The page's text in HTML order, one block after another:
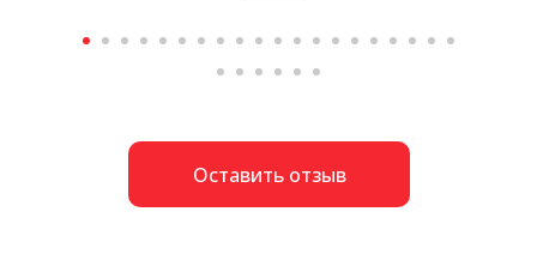
Оставить отзыв